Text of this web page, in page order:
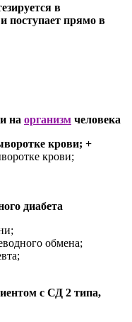
в
поступает прямо в
на организм человека
крови; +
крови;
диабета
обмена;
с СД 2 типа,